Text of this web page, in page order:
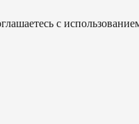
с